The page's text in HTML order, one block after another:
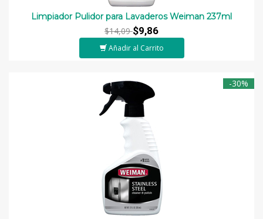
Limpiador Pulidor para Lavaderos Weiman 237ml
$14,09$9,86
Añadir al Carrito
-30%